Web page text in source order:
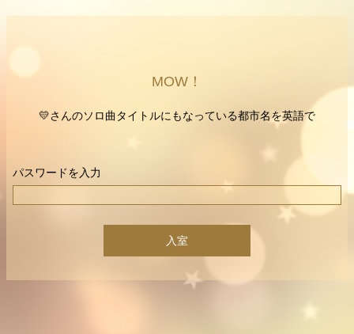
MOW！
💛さんのソロ曲タイトルにもなっている都市名を英語で
パスワードを入力
入室